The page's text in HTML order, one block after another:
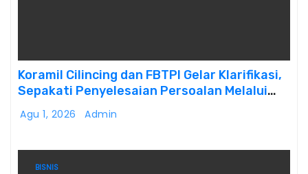
Koramil Cilincing dan FBTPI Gelar Klarifikasi,
Sepakati Penyelesaian Persoalan Melalui
Dialog
Agu 1, 2026 Admin
BISNIS